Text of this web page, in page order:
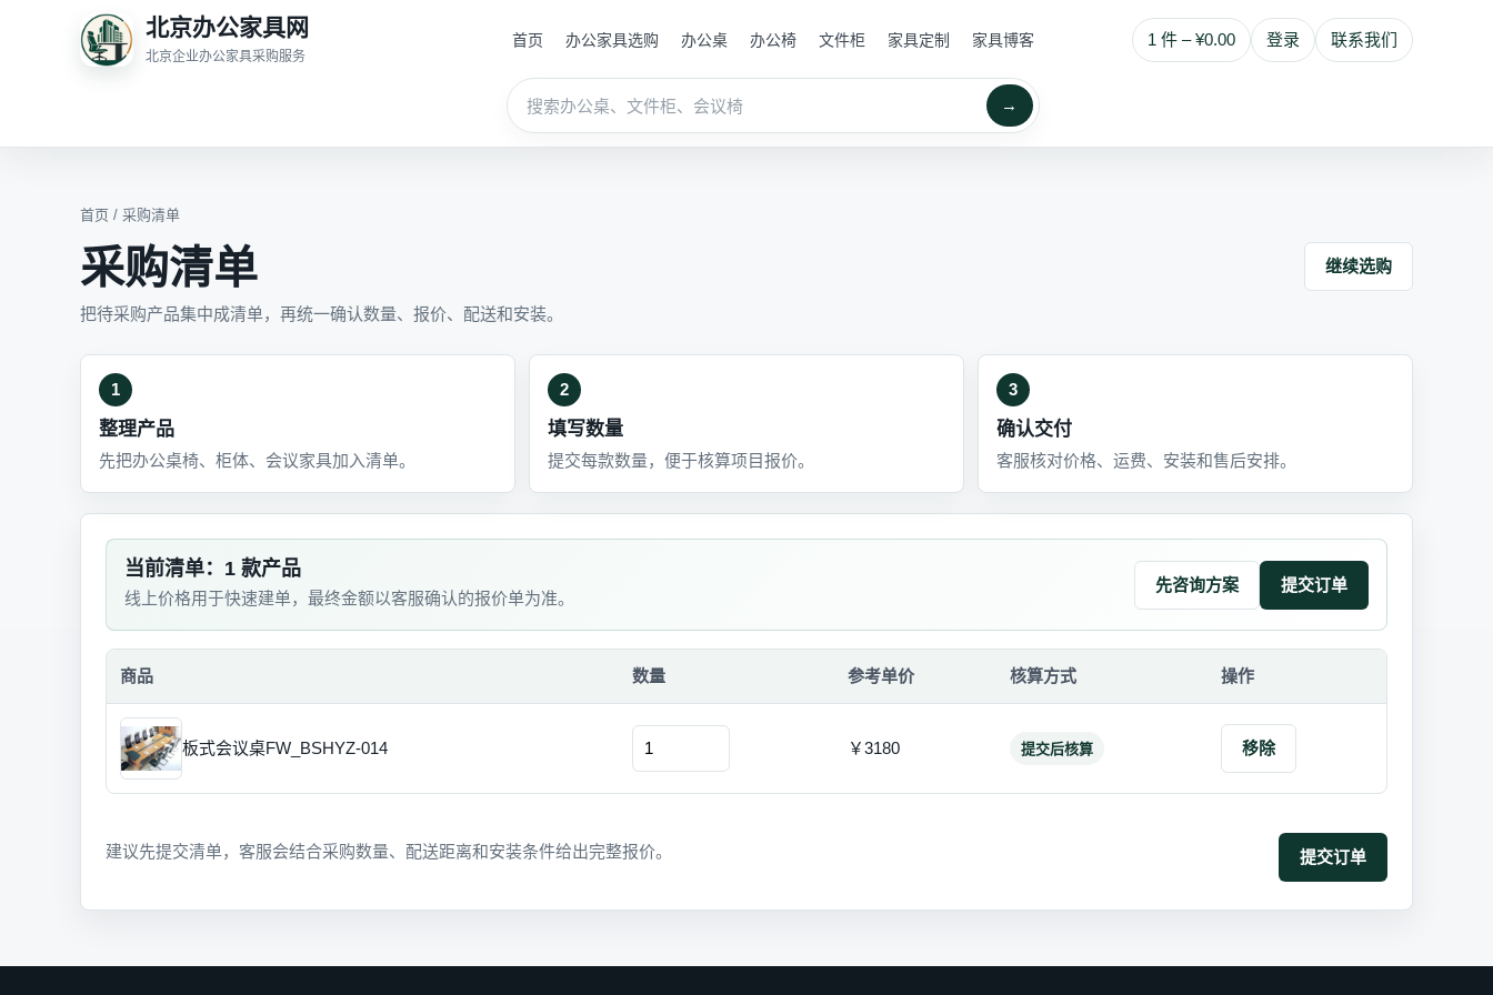
北京办公家具网
北京企业办公家具采购服务
1 件 – ¥0.00 登录 联系我们
首页 办公家具选购 办公桌 办公椅 文件柜 家具定制 家具博客
→
首页 / 采购清单
采购清单
把待采购产品集中成清单，再统一确认数量、报价、配送和安装。
继续选购
1
整理产品
先把办公桌椅、柜体、会议家具加入清单。
2
填写数量
提交每款数量，便于核算项目报价。
3
确认交付
客服核对价格、运费、安装和售后安排。
当前清单：1 款产品
线上价格用于快速建单，最终金额以客服确认的报价单为准。
先咨询方案
商品 数量 参考单价 核算方式 操作
板式会议桌FW_BSHYZ-014 ￥3180 提交后核算 移除
建议先提交清单，客服会结合采购数量、配送距离和安装条件给出完整报价。